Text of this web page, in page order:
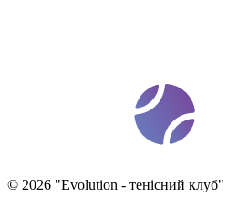
© 2026 "Evolution - тенісний клуб"